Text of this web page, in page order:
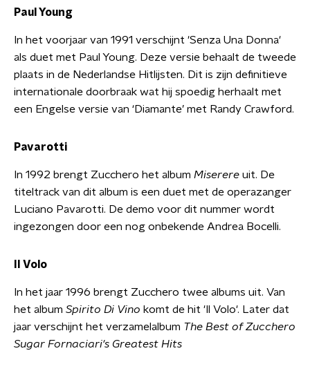
Paul Young
In het voorjaar van 1991 verschijnt 'Senza Una Donna'
als duet met Paul Young. Deze versie behaalt de tweede
plaats in de Nederlandse Hitlijsten. Dit is zijn definitieve
internationale doorbraak wat hij spoedig herhaalt met
een Engelse versie van ‘Diamante’ met Randy Crawford.
Pavarotti
In 1992 brengt Zucchero het album Miserere uit. De
titeltrack van dit album is een duet met de operazanger
Luciano Pavarotti. De demo voor dit nummer wordt
ingezongen door een nog onbekende Andrea Bocelli.
Il Volo
In het jaar 1996 brengt Zucchero twee albums uit. Van
het album Spirito Di Vino komt de hit 'Il Volo'. Later dat
jaar verschijnt het verzamelalbum The Best of Zucchero
Sugar Fornaciari's Greatest Hits